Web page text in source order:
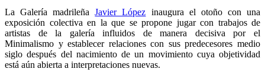
La Galería madrileñaJavier López inaugura el otoño con una
exposición colectiva en la que se propone jugar con trabajos de
artistas de la galería influidos de manera decisiva por el
Minimalismo y establecer relaciones con sus predecesores medio
siglo después del nacimiento de un movimiento cuya objetividad
está aún abierta a interpretaciones nuevas.